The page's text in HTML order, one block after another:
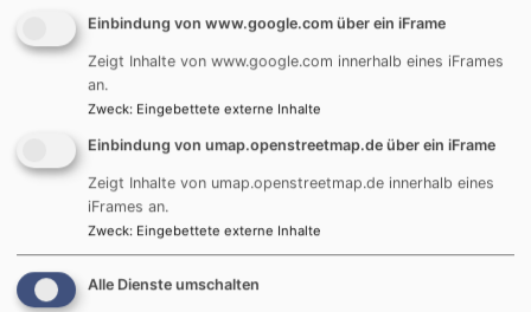
Lorenz Bäuerle (Personalausschuss,
Öffentlichkeitsarbeit, Dekanatssynode)
Susanne Dorn (Vertrauensfrau, Personalausschuss,
Festausschuss)
Sonja Ehret (Festausschuss, Gesamtkirchenverwaltung)
Dr. Gerald Fremdling (Diakonie,
Gesamtkirchenverwaltung)
Einbindung von www.google.com über ein iFrame
Zeigt Inhalte von www.google.com innerhalb eines iFrames
an.
Zweck: Eingebettete externe Inhalte
Einbindung von umap.openstreetmap.de über ein iFrame
Zeigt Inhalte von umap.openstreetmap.de innerhalb eines
iFrames an.
Zweck: Eingebettete externe Inhalte
Alle Dienste umschalten